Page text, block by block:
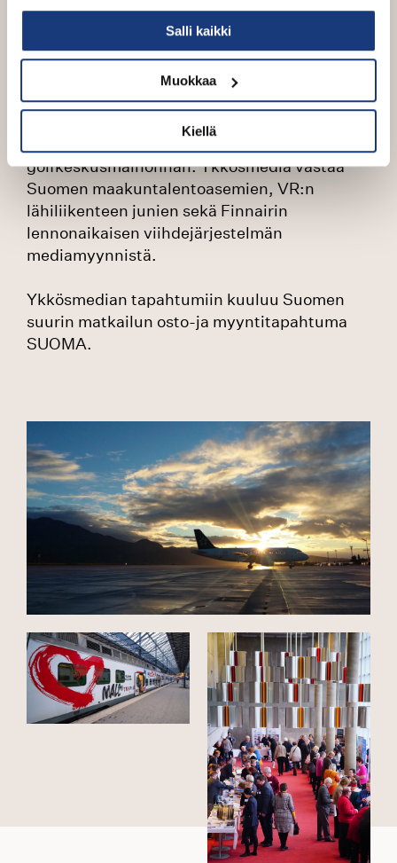
Salli kaikki
Muokkaa
Kiellä
Ykkösmedia Oy on vuonna 2003 perustettu
valtakunnalliseen mediamyyntiin ja
tapahtumamarkkinointiin keskittynyt yhtiö.
Ykkösmedialla on vahva osaaminen
valtakunnallisen median osalta ja Ykkösmedia
on luonut Suomeen mm.
golfkeskusmainonnan. Ykkösmedia vastaa
Suomen maakuntalentoasemien, VR:n
lähiliikenteen junien sekä Finnairin
lennonaikaisen viihdejärjestelmän
mediamyynnistä.
Ykkösmedian tapahtumiin kuuluu Suomen
suurin matkailun osto-ja myyntitapahtuma
SUOMA.